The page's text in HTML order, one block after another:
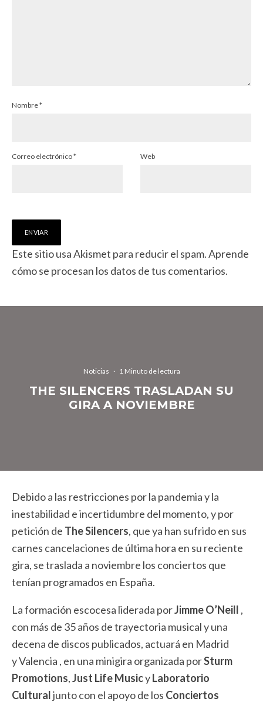
Nombre*
Correo electrónico* Web
Este sitio usa Akismet para reducir el spam.Aprende
cómo se procesan los datos de tus comentarios.
Noticias · 1 Minuto de lectura
THE SILENCERS TRASLADAN SU
GIRA A NOVIEMBRE
Debido a las restricciones por la pandemia y la
inestabilidad e incertidumbre del momento, y por
petición de The Silencers, que ya han sufrido en sus
carnes cancelaciones de última hora en su reciente
gira, se traslada a noviembre los conciertos que
tenían programados en España.
La formación escocesa liderada porJimme O’Neill ,
con más de 35 años de trayectoria musical y una
decena de discos publicados, actuará en Madrid
y Valencia , en una minigira organizada porSturm
Promotions,Just Life MusicyLaboratorio
Culturaljunto con el apoyo de los Conciertos